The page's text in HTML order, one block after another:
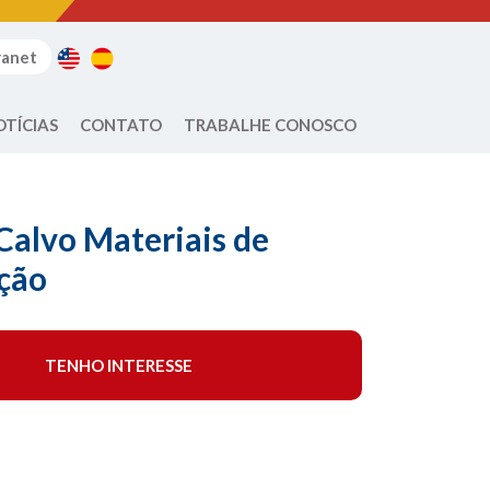
CONTATO TRABALHE CONOSCO
Materiais de
TENHO INTERESSE